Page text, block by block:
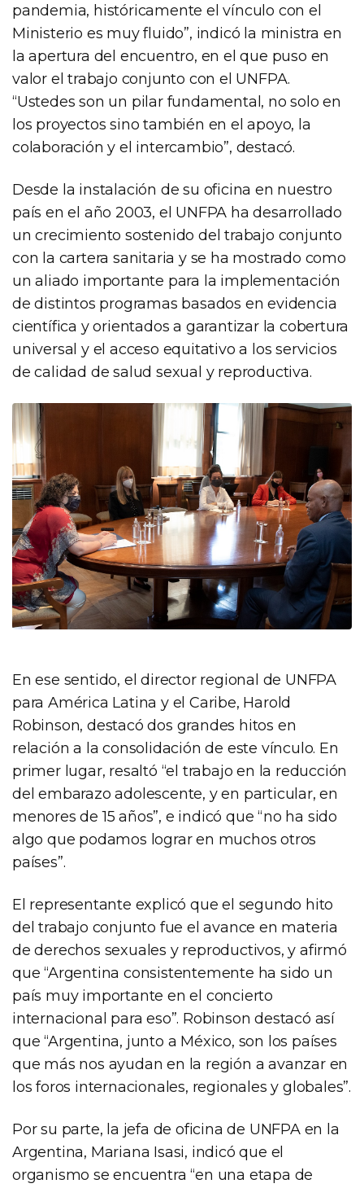
pandemia, históricamente el vínculo con el
Ministerio es muy fluido”, indicó la ministra en
la apertura del encuentro, en el que puso en
valor el trabajo conjunto con el UNFPA.
“Ustedes son un pilar fundamental, no solo en
los proyectos sino también en el apoyo, la
colaboración y el intercambio”, destacó.
Desde la instalación de su oficina en nuestro
país en el año 2003, el UNFPA ha desarrollado
un crecimiento sostenido del trabajo conjunto
con la cartera sanitaria y se ha mostrado como
un aliado importante para la implementación
de distintos programas basados en evidencia
científica y orientados a garantizar la cobertura
universal y el acceso equitativo a los servicios
de calidad de salud sexual y reproductiva.
En ese sentido, el director regional de UNFPA
para América Latina y el Caribe, Harold
Robinson, destacó dos grandes hitos en
relación a la consolidación de este vínculo. En
primer lugar, resaltó “el trabajo en la reducción
del embarazo adolescente, y en particular, en
menores de 15 años”, e indicó que “no ha sido
algo que podamos lograr en muchos otros
países”.
El representante explicó que el segundo hito
del trabajo conjunto fue el avance en materia
de derechos sexuales y reproductivos, y afirmó
que “Argentina consistentemente ha sido un
país muy importante en el concierto
internacional para eso”. Robinson destacó así
que “Argentina, junto a México, son los países
que más nos ayudan en la región a avanzar en
los foros internacionales, regionales y globales”.
Por su parte, la jefa de oficina de UNFPA en la
Argentina, Mariana Isasi, indicó que el
organismo se encuentra “en una etapa de